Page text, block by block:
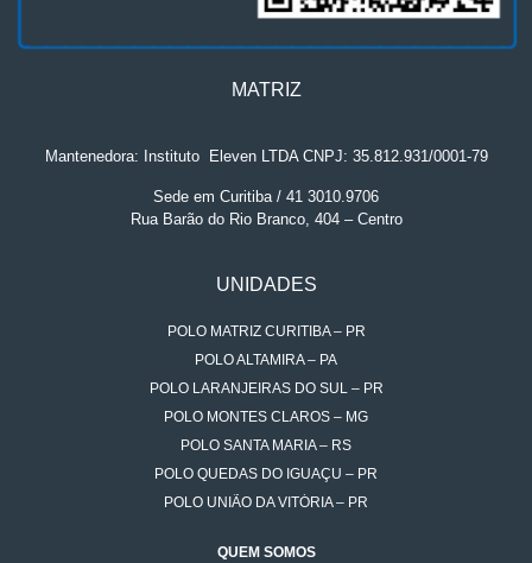
MATRIZ
Mantenedora: Instituto. Eleven LTDA CNPJ: 35.812.931/0001-79
Sede em Curitiba / 41 3010.9706
Rua Barão do Rio Branco, 404 – Centro
UNIDADES
POLO MATRIZ CURITIBA – PR
POLO ALTAMIRA – PA
POLO LARANJEIRAS DO SUL – PR
POLO MONTES CLAROS – MG
POLO SANTA MARIA – RS
POLO QUEDAS DO IGUAÇU – PR
POLO UNIÃO DA VITÓRIA – PR
QUEM SOMOS